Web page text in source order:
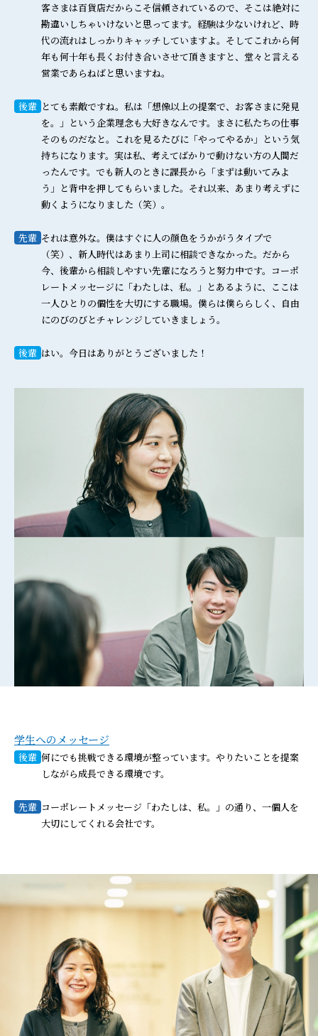
客さまは百貨店だからこそ信頼されているので、そこは絶対に
勘違いしちゃいけないと思ってます。経験は少ないけれど、時
代の流れはしっかりキャッチしていますよ。そしてこれから何
年も何十年も長くお付き合いさせて頂きますと、堂々と言える
営業であらねばと思いますね。
後輩 とても素敵ですね。私は「想像以上の提案で、お客さまに発見
を。」という企業理念も大好きなんです。まさに私たちの仕事
そのものだなと。これを見るたびに「やってやるか」という気
持ちになります。実は私、考えてばかりで動けない方の人間だ
ったんです。でも新人のときに課長から「まずは動いてみよ
う」と背中を押してもらいました。それ以来、あまり考えずに
動くようになりました（笑）。
先輩 それは意外な。僕はすぐに人の顔色をうかがうタイプで
（笑）、新人時代はあまり上司に相談できなかった。だから
今、後輩から相談しやすい先輩になろうと努力中です。コーポ
レートメッセージに「わたしは、私。」とあるように、ここは
一人ひとりの個性を大切にする職場。僕らは僕ららしく、自由
にのびのびとチャレンジしていきましょう。
後輩 はい。今日はありがとうございました！
学生へのメッセージ
後輩 何にでも挑戦できる環境が整っています。やりたいことを提案
しながら成長できる環境です。
先輩 コーポレートメッセージ「わたしは、私。」の通り、一個人を
大切にしてくれる会社です。